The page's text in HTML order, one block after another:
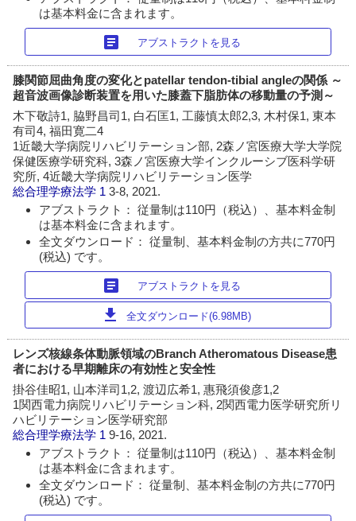
は基本料金に含まれます。
article アブストラクトを見る
膝関節屈曲角度の変化とpatellar tendon-tibial angleの関係 ～
超音波画像診断装置を用いた膝蓋下脂肪体の移動量の予測～
木下敬詩1, 脇野昌司1, 白石匡1, 工藤慎太郎2,3, 木村保1, 東本
有司4, 福田寛二4
1近畿大学病院リハビリテーション部, 2森ノ宮医療大学大学院
保健医療学研究科, 3森ノ宮医療大学インクルーシブ医科学研
究所, 4近畿大学病院リハビリテーション医学
総合理学療法学 13-8, 2021.
アブストラクト： 従量制は110円（税込）、基本料金制
は基本料金に含まれます。
全文ダウンロード： 従量制、基本料金制の方共に770円
(税込) です。
article アブストラクトを見る
download 全文ダウンロード(6.98MB)
レンズ核線条体動脈領域のBranch Atheromatous Disease患
者における早期離床の有効性と安全性
掛谷佳昭1, 山本洋司1,2, 渡辺広希1, 惠飛須俊彦1,2
1関西電力病院リハビリテーション科, 2関西電力医学研究所リ
ハビリテーション医学研究部
総合理学療法学 19-16, 2021.
アブストラクト： 従量制は110円（税込）、基本料金制
は基本料金に含まれます。
全文ダウンロード： 従量制、基本料金制の方共に770円
(税込) です。